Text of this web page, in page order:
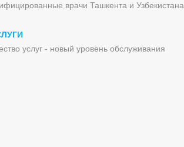
врачи Ташкента и Узбекистана
услуг - новый уровень обслуживания